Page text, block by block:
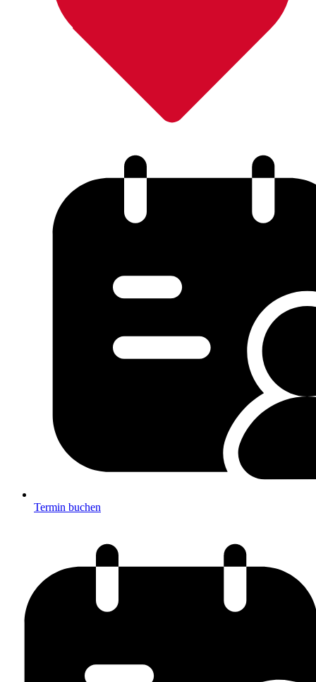
Termin buchen